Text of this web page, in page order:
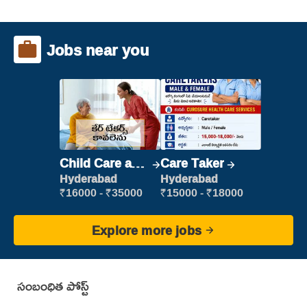
Jobs near you
Child Care and
Patient care
Hyderabad
₹16000 - ₹35000
Care Taker
Hyderabad
₹15000 - ₹18000
Explore more jobs
సంబంధిత పోస్ట్